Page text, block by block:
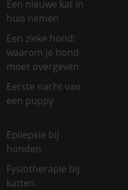
Een nieuwe kat in
huis nemen
Een zieke hond:
waarom je hond
moet overgeven
Eerste nacht van
een puppy
Epilepsie bij
honden
Fysiotherapie bij
katten